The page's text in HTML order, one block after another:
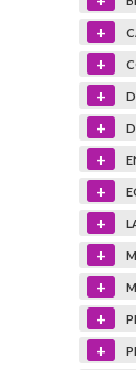
+
+
+
+
+
+
+
+
+
+
+